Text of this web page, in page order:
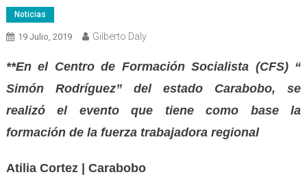
Noticias
19 Julio, 2019 Gilberto Daly
**En el Centro de Formación Socialista (CFS) “
Simón Rodríguez” del estado Carabobo, se
realizó el evento que tiene como base la
formación de la fuerza trabajadora regional
Atilia Cortez | Carabobo